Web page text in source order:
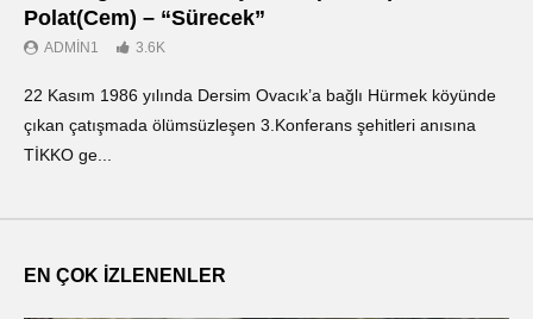
Polat(Cem) – “Sürecek”
ADMIN1 3.6K
22 Kasım 1986 yılında Dersim Ovacık’a bağlı Hürmek köyünde
çıkan çatışmada ölümsüzleşen 3.Konferans şehitleri anısına
TİKKO ge...
EN ÇOK İZLENENLER